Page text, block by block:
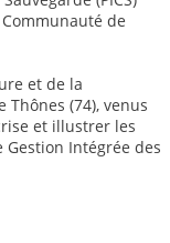
de
et de la
Thônes (74), venus
et illustrer les
Intégrée des